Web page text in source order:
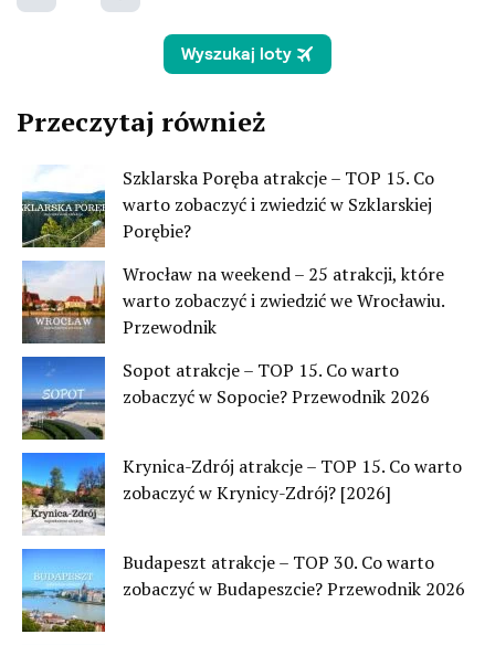
Przeczytaj również
Szklarska Poręba atrakcje – TOP 15. Co
warto zobaczyć i zwiedzić w Szklarskiej
Porębie?
Wrocław na weekend – 25 atrakcji, które
warto zobaczyć i zwiedzić we Wrocławiu.
Przewodnik
Sopot atrakcje – TOP 15. Co warto
zobaczyć w Sopocie? Przewodnik 2026
Krynica-Zdrój atrakcje – TOP 15. Co warto
zobaczyć w Krynicy-Zdrój? [2026]
Budapeszt atrakcje – TOP 30. Co warto
zobaczyć w Budapeszcie? Przewodnik 2026